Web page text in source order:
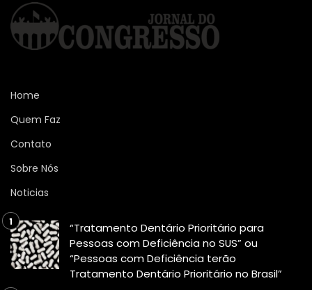
Durma como um bebê: descubra as
melhores estratégias para
melhorar a qualidade do seu sono
Descubra estratégias eficazes para melhorar a qualidade
Conforme ressalta o comentador e conhecedor do tema,
Max Dias Lemos, a qualidade do sono desempenha um
papel fundamental na saúde e no bem-estar geral, mas
muitos adultos enfrentam dificuldades para dormir